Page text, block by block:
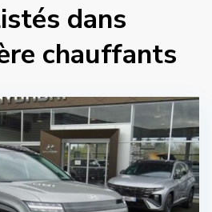
dans
chauffants